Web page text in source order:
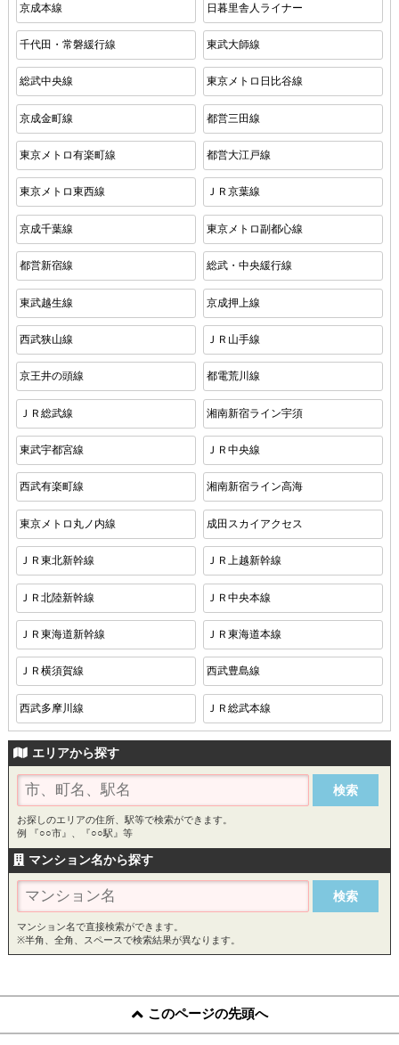
京成本線 日暮里舎人ライナー
千代田・常磐緩行線 東武大師線
総武中央線 東京メトロ日比谷線
京成金町線 都営三田線
東京メトロ有楽町線 都営大江戸線
東京メトロ東西線 ＪＲ京葉線
京成千葉線 東京メトロ副都心線
都営新宿線 総武・中央緩行線
東武越生線 京成押上線
西武狭山線 ＪＲ山手線
京王井の頭線 都電荒川線
ＪＲ総武線 湘南新宿ライン宇須
東武宇都宮線 ＪＲ中央線
西武有楽町線 湘南新宿ライン高海
東京メトロ丸ノ内線 成田スカイアクセス
ＪＲ東北新幹線 ＪＲ上越新幹線
ＪＲ北陸新幹線 ＪＲ中央本線
ＪＲ東海道新幹線 ＪＲ東海道本線
ＪＲ横須賀線 西武豊島線
西武多摩川線 ＪＲ総武本線
エリアから探す
お探しのエリアの住所、駅等で検索ができます。
例 『○○市』、『○○駅』等
マンション名から探す
マンション名で直接検索ができます。
※半角、全角、スペースで検索結果が異なります。
このページの先頭へ